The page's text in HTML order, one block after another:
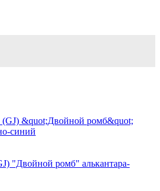
"Двойной ромб" алькантара-